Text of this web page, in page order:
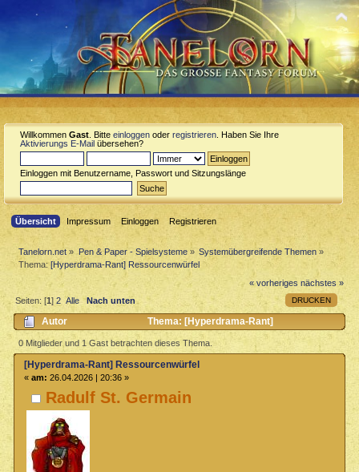
Willkommen Gast . Bitte einloggen oder registrieren . Haben Sie Ihre
Aktivierungs E-Mail übersehen?
Einloggen mit Benutzername, Passwort und Sitzungslänge
Übersicht Impressum Einloggen Registrieren
Tanelorn.net » Pen & Paper - Spielsysteme» Systemübergreifende Themen »
Thema:[Hyperdrama-Rant] Ressourcenwürfel
« vorheriges nächstes »
DRUCKEN
Seiten: [1]2 Alle Nach unten
Autor
Thema: [Hyperdrama-Rant]
Ressourcenwürfel (Gelesen 2151 mal)
0 Mitglieder und 1 Gast betrachten dieses Thema.
Radulf St. Germain
[Hyperdrama-Rant] Ressourcenwürfel
« am: 26.04.2026 | 20:36 »